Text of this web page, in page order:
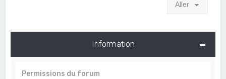
Aller
Information
Permissions du forum